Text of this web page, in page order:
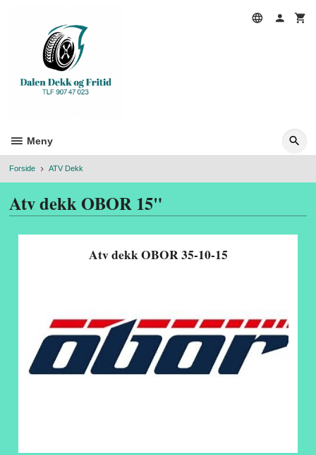
Meny
Forside ATV Dekk
Atv dekk OBOR 15"
Atv dekk OBOR 35-10-15